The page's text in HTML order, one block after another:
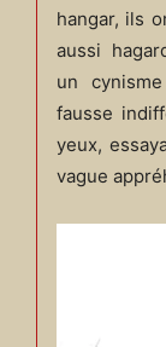
hangar, ils
aussi
un
fausse
yeux,
vague